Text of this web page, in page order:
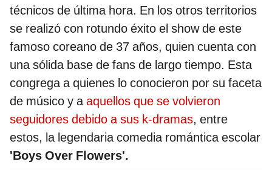
técnicos de última hora. En los otros territorios
se realizó con rotundo éxito el show de este
famoso coreano de 37 años, quien cuenta con
una sólida base de fans de largo tiempo. Esta
congrega a quienes lo conocieron por su faceta
de músico y aaquellos que se volvieron
seguidores debido a sus k-dramas, entre
estos, la legendaria comedia romántica escolar
'Boys Over Flowers'.